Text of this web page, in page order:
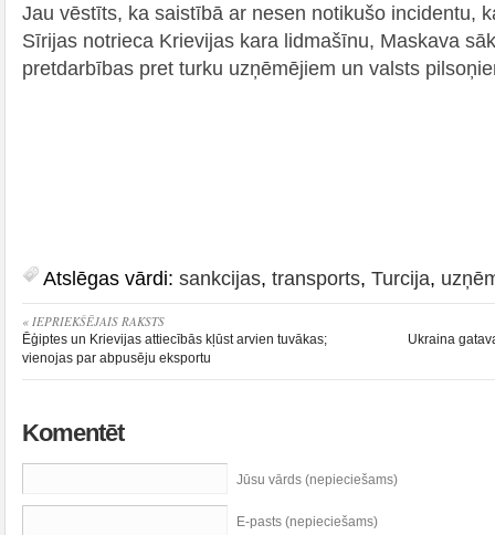
Jau vēstīts, ka saistībā ar nesen notikušo incidentu,
Sīrijas notrieca Krievijas kara lidmašīnu, Maskava
pretdarbības pret turku uzņēmējiem un valsts
Atslēgas vārdi: sankcijas, transports, Turcija,
« IEPRIEKŠĒJAIS RAKSTS
Ēģiptes un Krievijas attiecībās kļūst arvien tuvākas;
vienojas par abpusēju eksportu
Ukraina
Komentēt
Jūsu vārds (nepieciešams)
E-pasts (nepieciešams)